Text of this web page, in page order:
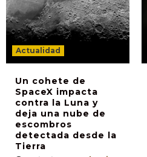
Actualidad
Un cohete de
SpaceX impacta
contra la Luna y
deja una nube de
escombros
detectada desde la
Tierra